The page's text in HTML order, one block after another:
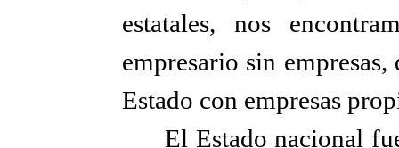
estatales, nos
empresario sin
Estado con empresas
El Estado nacional